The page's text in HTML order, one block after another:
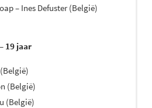
– Ines Defuster (België)
19 jaar
(België)
(België)